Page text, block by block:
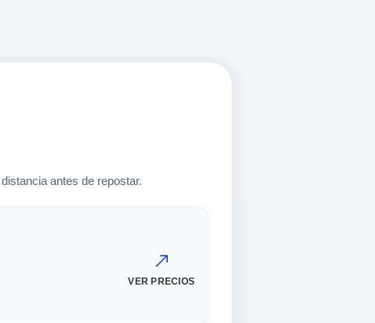
antes de repostar.
VER PRECIOS